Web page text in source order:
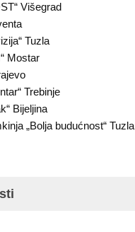
Višegrad
Tuzla
Mostar
Trebinje
Bijeljina
„Bolja budućnost“ Tuzla